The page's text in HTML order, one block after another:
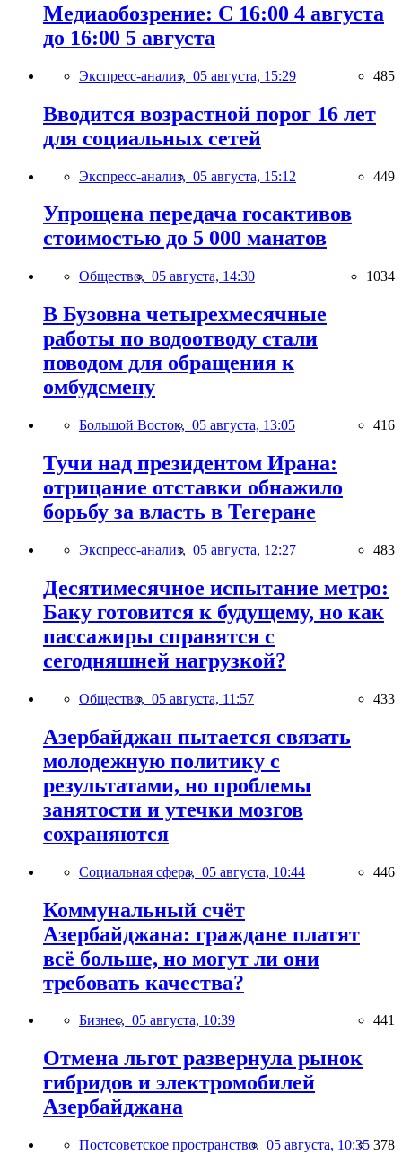
Медиаобозрение: С 16:00 4 августа
до 16:00 5 августа
Экспресс-анализ, 05 августа, 15:29 485
Вводится возрастной порог 16 лет
для социальных сетей
Экспресс-анализ, 05 августа, 15:12 449
Упрощена передача госактивов
стоимостью до 5 000 манатов
Общество, 05 августа, 14:30 1034
В Бузовна четырехмесячные
работы по водоотводу стали
поводом для обращения к
омбудсмену
Большой Восток, 05 августа, 13:05 416
Тучи над президентом Ирана:
отрицание отставки обнажило
борьбу за власть в Тегеране
Экспресс-анализ, 05 августа, 12:27 483
Десятимесячное испытание метро:
Баку готовится к будущему, но как
пассажиры справятся с
сегодняшней нагрузкой?
Общество, 05 августа, 11:57 433
Азербайджан пытается связать
молодежную политику с
результатами, но проблемы
занятости и утечки мозгов
сохраняются
Социальная сфера, 05 августа, 10:44 446
Коммунальный счёт
Азербайджана: граждане платят
всё больше, но могут ли они
требовать качества?
Бизнес, 05 августа, 10:39 441
Отмена льгот развернула рынок
гибридов и электромобилей
Азербайджана
Постсоветское пространство, 05 августа, 10:35 378